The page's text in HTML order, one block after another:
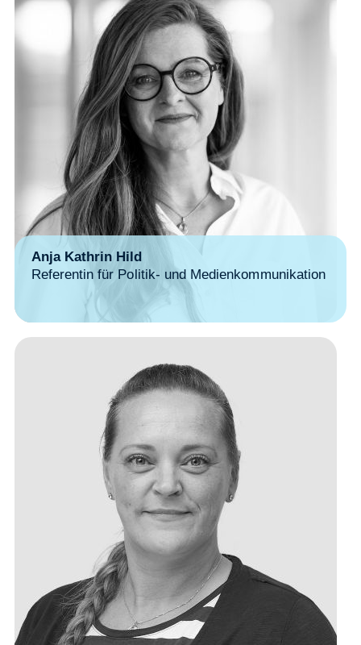
Anja Kathrin Hild
Referentin für Politik- und Medienkommunikation